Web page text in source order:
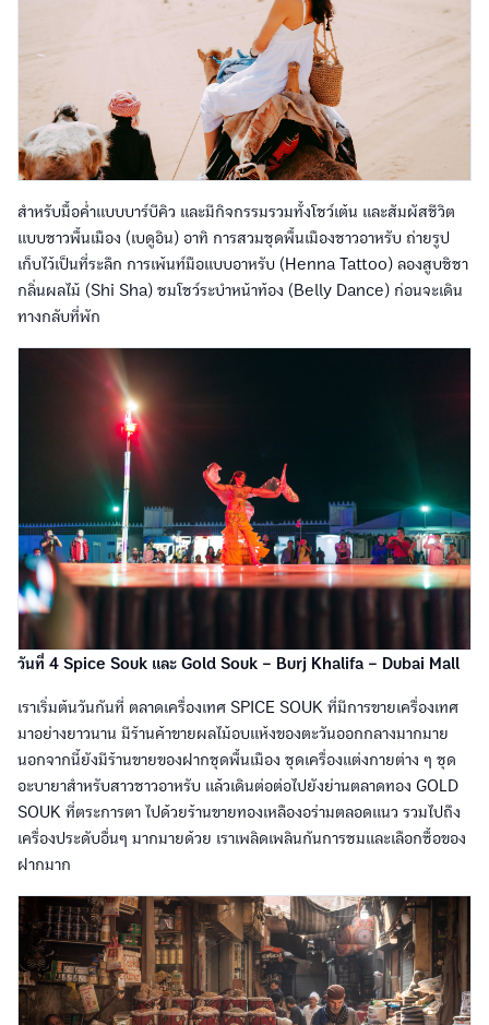
สำหรับมื้อค่ำแบบบาร์บีคิว และมีกิจกรรมรวมทั้งโชว์เต้น และสัมผัสชีวิต
แบบชาวพื้นเมือง (เบดูอิน) อาทิ การสวมชุดพื้นเมืองชาวอาหรับ ถ่ายรูป
เก็บไว้เป็นที่ระลึก การเพ้นท์มือแบบอาหรับ (Henna Tattoo) ลองสูบชิชา
กลิ่นผลไม้ (Shi Sha) ชมโชว์ระบำหน้าท้อง (Belly Dance) ก่อนจะเดิน
ทางกลับที่พัก
วันที่ 4 Spice Souk และ Gold Souk – Burj Khalifa – Dubai Mall
เราเริ่มต้นวันกันที่ ตลาดเครื่องเทศ SPICE SOUK ที่มีการขายเครื่องเทศ
มาอย่างยาวนาน มีร้านค้าขายผลไม้อบแห้งของตะวันออกกลางมากมาย
นอกจากนี้ยังมีร้านขายของฝากชุดพื้นเมือง ชุดเครื่องแต่งกายต่าง ๆ ชุด
อะบายาสำหรับสาวชาวอาหรับ แล้วเดินต่อต่อไปยังย่านตลาดทอง GOLD
SOUK ที่ตระการตา ไปด้วยร้านขายทองเหลืองอร่ามตลอดแนว รวมไปถึง
เครื่องประดับอื่นๆ มากมายด้วย เราเพลิดเพลินกันการชมและเลือกซื้อของ
ฝากมาก